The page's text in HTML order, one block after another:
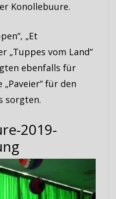
Konollebuure.
„Et
„Tuppes vom Land“
ebenfalls für
für den
sorgten.
2019-